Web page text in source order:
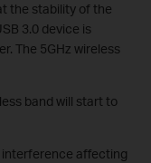
the stability of the
3.0 device is
The 5GHz wireless
band will start to
interference affecting